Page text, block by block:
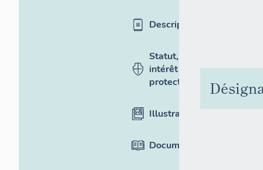
Description
Statut,
intérêt et
protection
Illustrations
Documentation